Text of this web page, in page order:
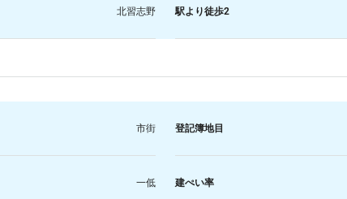
北習志野 駅より徒歩2
市街 登記簿地目
一低 建ぺい率